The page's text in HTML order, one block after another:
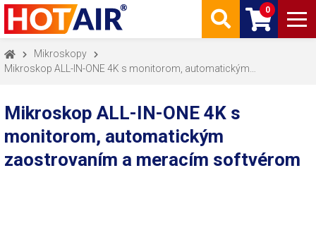
0
Mikroskopy
Mikroskop ALL-IN-ONE 4K s monitorom, automatickým
Mikroskop ALL-IN-ONE 4K s
monitorom, automatickým
zaostrovaním a meracím softvérom